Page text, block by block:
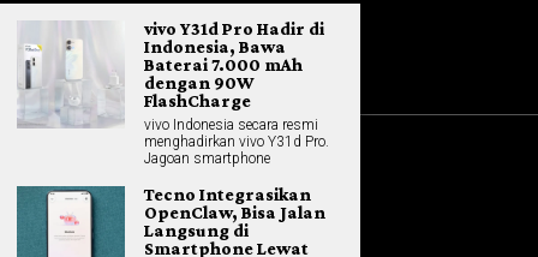
vivo Y31d Pro Hadir di
Indonesia, Bawa
Baterai 7.000 mAh
dengan 90W
FlashCharge
vivo Indonesia secara resmi
menghadirkan vivo Y31d Pro.
Jagoan smartphone
Tecno Integrasikan
OpenClaw, Bisa Jalan
Langsung di
Smartphone Lewat